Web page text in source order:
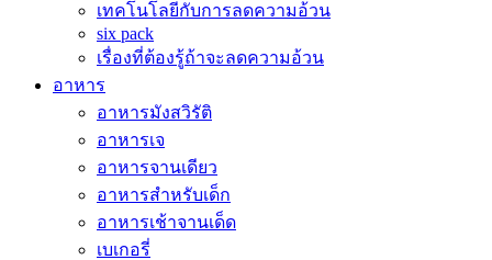
เทคโนโลยีกับการลดความอ้วน
six pack
เรื่องที่ต้องรู้ถ้าจะลดความอ้วน
อาหาร
อาหารมังสวิรัติ
อาหารเจ
อาหารจานเดียว
อาหารสำหรับเด็ก
อาหารเช้าจานเด็ด
เบเกอรี่